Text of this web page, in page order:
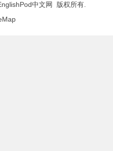
中文网 版权所有.